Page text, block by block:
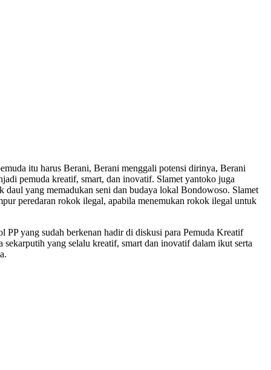
itu harus Berani, Berani menggali potensi dirinya, Berani
pemuda kreatif, smart, dan inovatif. Slamet yantoko juga
yang memadukan seni dan budaya lokal Bondowoso. Slamet
peredaran rokok ilegal, apabila menemukan rokok ilegal untuk
yang sudah berkenan hadir di diskusi para Pemuda Kreatif
sekarputih yang selalu kreatif, smart dan inovatif dalam ikut serta